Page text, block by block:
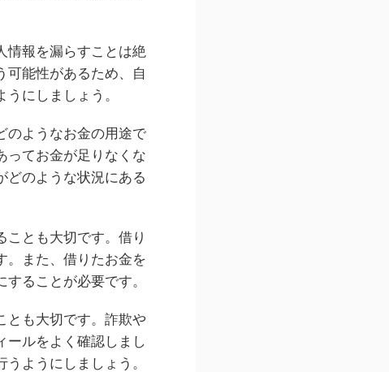
情報を漏らすことは絶
可能性があるため、自
にしましょう。
のようなお金の用途で
ってお金が足りなくな
どのような状況にある
ことも大切です。借り
。また、借りたお金を
ることが必要です。
とも大切です。詐欺や
ールをよく確認しまし
ようにしましょう。